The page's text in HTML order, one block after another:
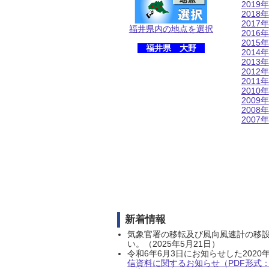
福井県内の地点を選択
福井県 大野
2019年
2018年
2017年
2016年
2015年
2014年
2013年
2012年
2011年
2010年
2009年
2008年
2007年
新着情報
気象官署の移転及び風向風速計の移
い。（2025年5月21日）
令和6年6月3日にお知らせした2020
信資料に関するお知らせ（PDF形式